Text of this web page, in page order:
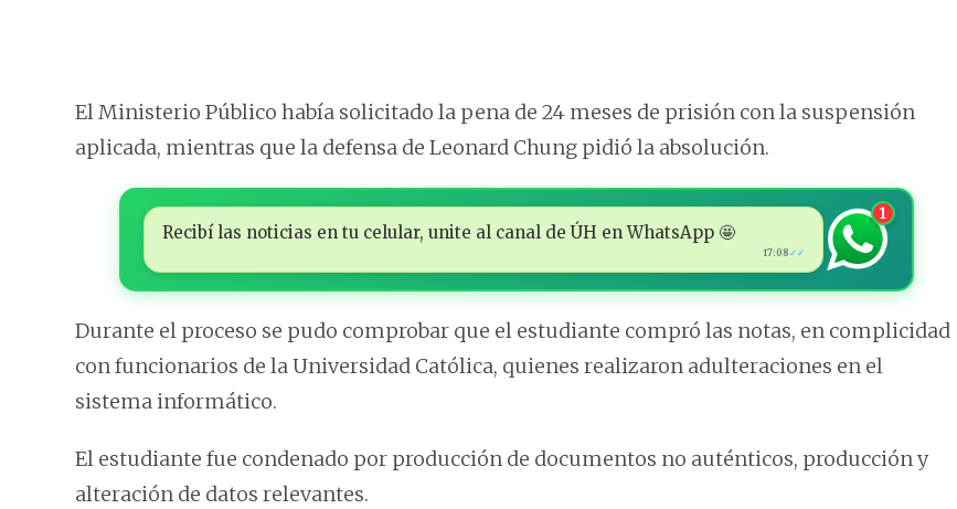
El Ministerio Público había solicitado la pena de 24 meses de prisión con la suspensión
aplicada, mientras que la defensa de Leonard Chung pidió la absolución.
Recibí las noticias en tu celular, unite al canal de ÚH en WhatsApp 🤩
17:08 ✓✓
1
Durante el proceso se pudo comprobar que el estudiante compró las notas, en complicidad
con funcionarios de la Universidad Católica, quienes realizaron adulteraciones en el
sistema informático.
El estudiante fue condenado por producción de documentos no auténticos, producción y
alteración de datos relevantes.